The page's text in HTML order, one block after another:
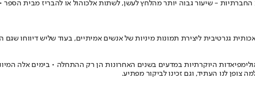
פעילים ברשתות החברתיות - שיעור גבוה יותר מהלחץ לעשן, לשתות אלכוהול או להבריז
גנרטיבית ליצירת תמונות מיניות של אנשים אמיתיים, בעוד שליש דיווחו
מבסס את מעמדו כמעצמת מדע בינלאומית, ו־154 המדליות באולימפיאדות היוקרתיות במדעים בשנים האחרונות הן רק
צופן לנו העתיד, וגם זכינו לביקור מפתיע.